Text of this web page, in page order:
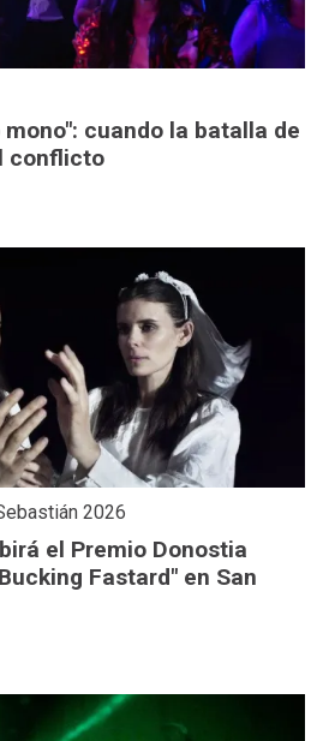
cuando la batalla de
conflicto
2026
el Premio Donostia
Fastard" en San